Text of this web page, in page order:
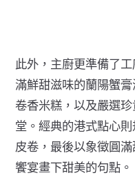
此外，主廚更準備了
滿鮮甜滋味的蘭陽蟹
卷香米糕，以及嚴選
堂。經典的港式點心
皮卷，最後以象徵圓
饗宴畫下甜美的句點。